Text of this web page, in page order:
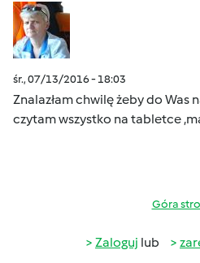
śr., 07/13/2016 - 18:03
Znalazłam chwilę żeby do Was
czytam wszystko na tabletce
Góra
Zaloguj lub